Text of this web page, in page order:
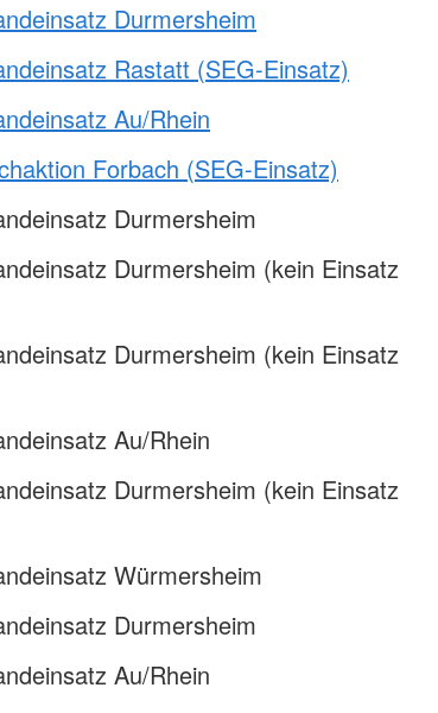
Durmersheim
Rastatt (SEG-Einsatz)
Au/Rhein
Forbach (SEG-Einsatz)
Durmersheim
Durmersheim (kein Einsatz
Durmersheim (kein Einsatz
Au/Rhein
Durmersheim (kein Einsatz
Würmersheim
Durmersheim
Au/Rhein